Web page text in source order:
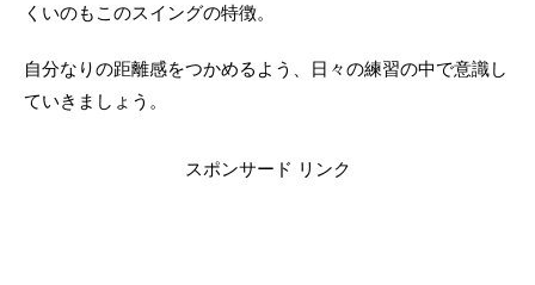
くいのもこのスイングの特徴。
自分なりの距離感をつかめるよう、日々の練習の中で意識し
ていきましょう。
スポンサード リンク